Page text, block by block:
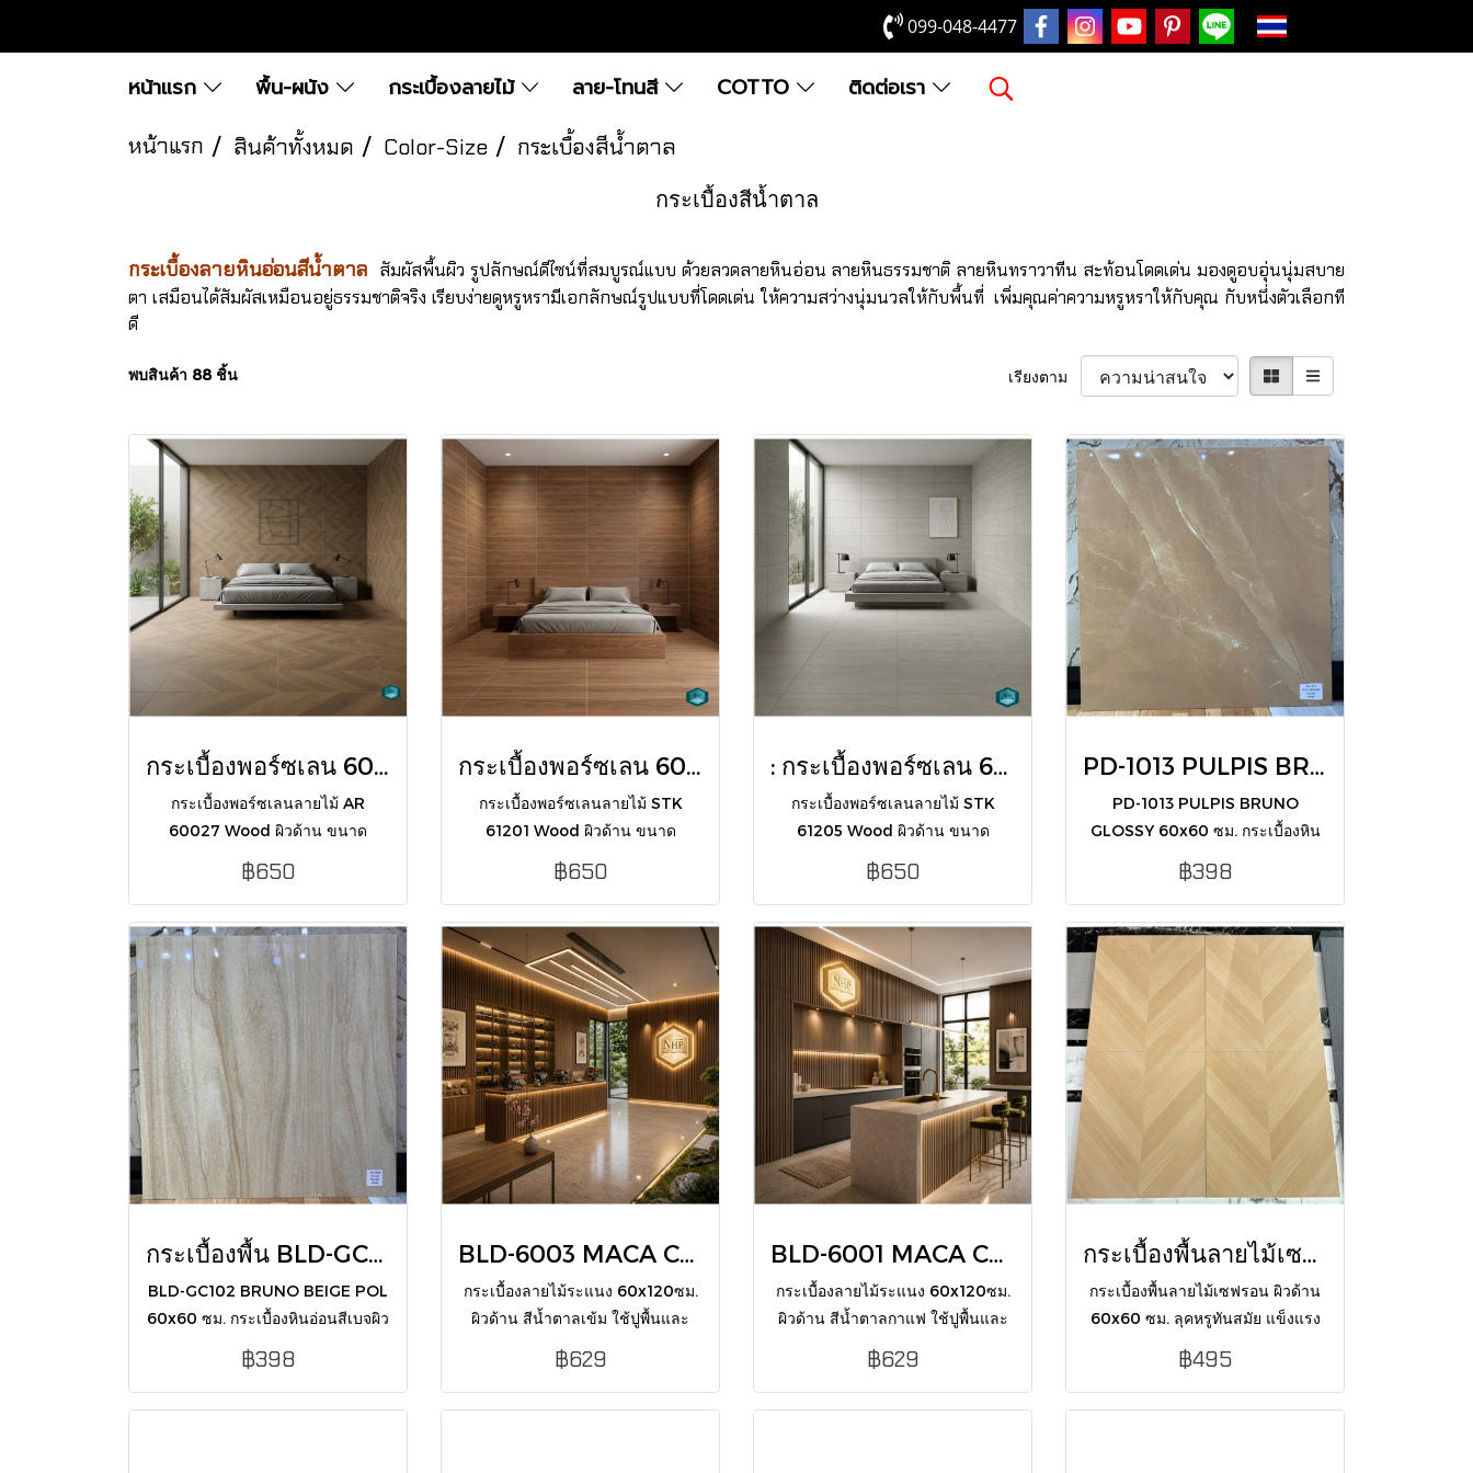
099-048-4477 TH
หน้าแรก พื้น-ผนัง กระเบื้องลายไม้ ลาย-โทนสี COTTO ติดต่อเรา
หน้าแรก สินค้าทั้งหมด Color-Size กระเบื้องสีน้ำตาล
กระเบื้องสีน้ำตาล
กระเบื้องลายหินอ่อนสีน้ำตาล สัมผัสพื้นผิว รูปลักษณ์ดีไซน์ที่สมบูรณ์แบบ ด้วยลวดลายหินอ่อน ลายหินธรรมชาติ ลายหินทราวาทีน สะท้อนโดดเด่น มองดูอบอุ่นนุ่มสบาย
ตา เสมือนได้สัมผัสเหมือนอยู่ธรรมชาติจริง เรียบง่ายดูหรูหรามีเอกลักษณ์รูปแบบที่โดดเด่น ให้ความสว่างนุ่มนวลให้กับพื้นที่ เพิ่มคุณค่าความหรูหราให้กับคุณ กับหนึ่งตัวเลือกที
ดี
พบสินค้า 88 ชิ้น เรียงตาม
กระเบื้องพอร์ซเลน 60x120 ซม. รุ่น AR 60027 Wood ผิวด้าน
กระเบื้องพอร์ซเลนลายไม้ AR
60027 Wood ผิวด้าน ขนาด
60x120 ซม. ดีไซน์สวยงามเป็น
ธรรมชาติ ทนทาน ปูง่ายด้วยขอบตัด
฿650
กระเบื้องพอร์ซเลน 60x120 ซม. รุ่น STK 61201 Wood ผิวด้าน
กระเบื้องพอร์ซเลนลายไม้ STK
61201 Wood ผิวด้าน ขนาด
60x120 ซม. ดีไซน์สวยงามเป็น
ธรรมชาติ ทนทาน ปูง่ายด้วยขอบตัด
฿650
: กระเบื้องพอร์ซเลน 60x120 ซม. รุ่น STK 61205 Wood ผิวด้าน
กระเบื้องพอร์ซเลนลายไม้ STK
61205 Wood ผิวด้าน ขนาด
60x120 ซม. ดีไซน์สวยงามเป็น
ธรรมชาติ ทนทาน ปูง่ายด้วยขอบตัด
฿650
PD-1013 PULPIS BRUNO GLOSSY 60X60 CM (PK4)
PD-1013 PULPIS BRUNO
GLOSSY 60x60 ซม. กระเบื้องหิน
ธรรมชาติโทนน้ำตาลผิวเงา มอบ
ความหรูหราอบอุ่นให้บ้านคุณ
฿398
กระเบื้องพื้น BLD-GC102 BRUNO BEIGE POL 60X60 CM
BLD-GC102 BRUNO BEIGE POL
60x60 ซม. กระเบื้องหินอ่อนสีเบจผิว
ขัดเงา ดีไซน์หรูหราคลาสสิก ช่วยให้
ห้องดูสว่างกว้างขวาง เหมาะกับทุก
฿398
BLD-6003 MACA CHOCO 60X120 CM MATT
กระเบื้องลายไม้ระแนง 60x120ซม.
ผิวด้าน สีน้ำตาลเข้ม ใช้ปูพื้นและ
ผนังได้สวยคมชัด บรรจุ 2 แผ่น/กล่อง
(1.44 ตร.ม.) แข็งแรง ทนทาน
฿629
BLD-6001 MACA COFFEE 60X120 CM MATT
กระเบื้องลายไม้ระแนง 60x120ซม.
ผิวด้าน สีน้ำตาลกาแฟ ใช้ปูพื้นและ
ผนังได้สวยเท่ บรรจุ 2 แผ่น/กล่อง
(1.44 ตร.ม.) แข็งแรง ทนทาน
฿629
กระเบื้องพื้นลายไม้เซฟรอน TB6801 MATT 60X60 CM /1.44 (PK4)
กระเบื้องพื้นลายไม้เซฟรอน ผิวด้าน
60x60 ซม. ลุคหรูทันสมัย แข็งแรง
ทนทาน ดูแลง่าย เหมาะสำหรับพื้น
ภายใน
฿495